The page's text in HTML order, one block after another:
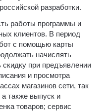
разработки.
работы программы и
клиентов. В период
с помощью карты
начислять
при предъявлении
и просмотра
магазинов сети, так
также выпуск и
товаров; сервис